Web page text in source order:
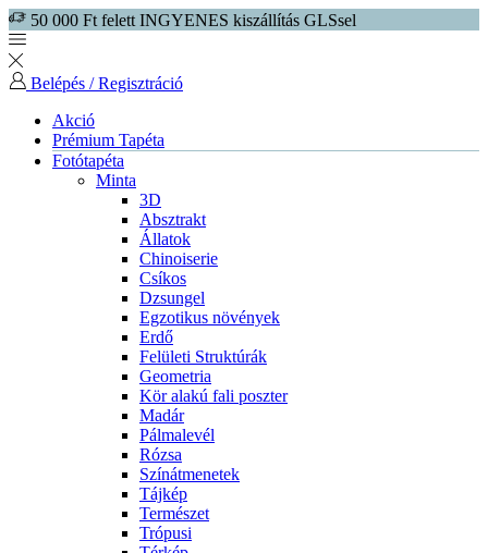
50 000 Ft felett INGYENES kiszállítás GLSsel
Belépés / Regisztráció
Akció
Prémium Tapéta
Fotótapéta
Minta
3D
Absztrakt
Állatok
Chinoiserie
Csíkos
Dzsungel
Egzotikus növények
Erdő
Felületi Struktúrák
Geometria
Kör alakú fali poszter
Madár
Pálmalevél
Rózsa
Színátmenetek
Tájkép
Természet
Trópusi